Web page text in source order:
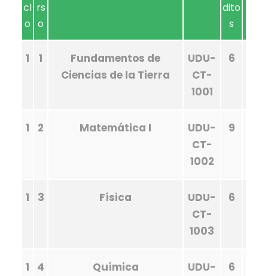
cl
o
rs
o
dito
s
1 1
Fundamentos de
Ciencias de la Tierra
UDU-
CT-
1001
6
1 2 Matemática I
UDU-
CT-
1002
9
1 3 Física
UDU-
CT-
1003
6
1 4 Química
UDU-
6